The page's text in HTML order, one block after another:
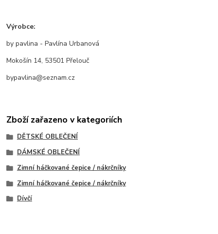
Výrobce:
by pavlina - Pavlína Urbanová
Mokošín 14, 53501 Přelouč
bypavlina@seznam.cz
Zboží zařazeno v kategoriích
DĚTSKÉ OBLEČENÍ
DÁMSKÉ OBLEČENÍ
Zimní háčkované čepice / nákrčníky
Zimní háčkované čepice / nákrčníky
Dívčí